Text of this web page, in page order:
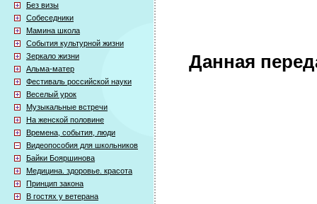
Без визы
Собеседники
Мамина школа
События культурной жизни
Зеркало жизни
Альма-матер
Фестиваль российской науки
Веселый урок
Музыкальные встречи
На женской половине
Времена, события, люди
Видеопособия для школьников
Байки Бояршинова
Медицина. здоровье. красота
Принцип закона
В гостях у ветерана
Данная